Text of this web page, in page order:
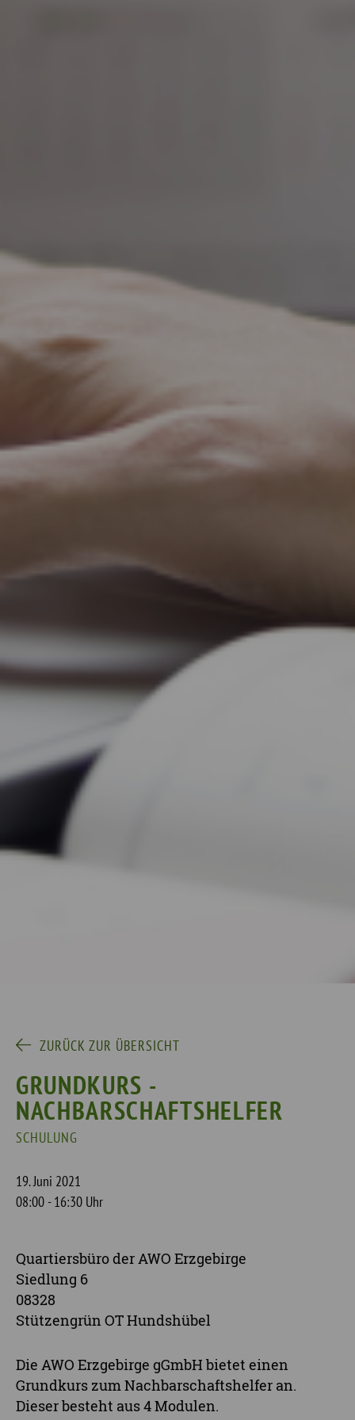
ZURÜCK ZUR ÜBERSICHT
GRUNDKURS -
NACHBARSCHAFTSHELFER
SCHULUNG
19. Juni 2021
08:00 - 16:30 Uhr
Quartiersbüro der AWO Erzgebirge
Siedlung 6
08328
Stützengrün OT Hundshübel
Die AWO Erzgebirge gGmbH bietet einen
Grundkurs zum Nachbarschaftshelfer an.
Dieser besteht aus 4 Modulen.